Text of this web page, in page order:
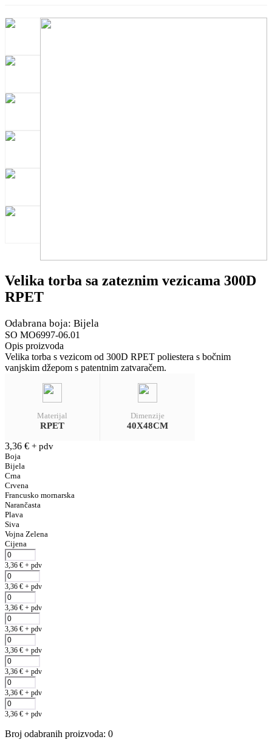
Velika torba sa zateznim vezicama 300D
RPET
Odabrana boja: Bijela
SO MO6997-06.01
Opis proizvoda
Velika torba s vezicom od 300D RPET poliestera s bočnim
vanjskim džepom s patentnim zatvaračem.
Materijal
RPET
Dimenzije
40X48CM
3,36 € + pdv
Boja
Bijela
Crna
Crvena
Francusko mornarska
Narančasta
Plava
Siva
Vojna Zelena
Cijena
3,36 € + pdv
3,36 € + pdv
3,36 € + pdv
3,36 € + pdv
3,36 € + pdv
3,36 € + pdv
3,36 € + pdv
3,36 € + pdv
Broj odabranih proizvoda: 0